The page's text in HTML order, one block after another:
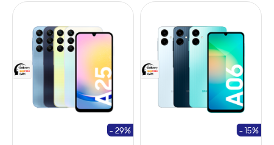
- 29% - 15%